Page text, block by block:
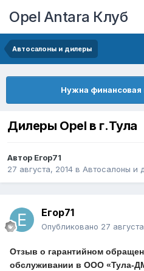
Opel Antara Клуб
Автосалоны и дилеры
Нужна
Дилеры Opel в г.Тула
Автор Егор71
27 августа, 2014 в Автосалоны и
Егор71
Опубликовано 27
Отзыв о гарантийном
обслуживании в ООО «Тула-